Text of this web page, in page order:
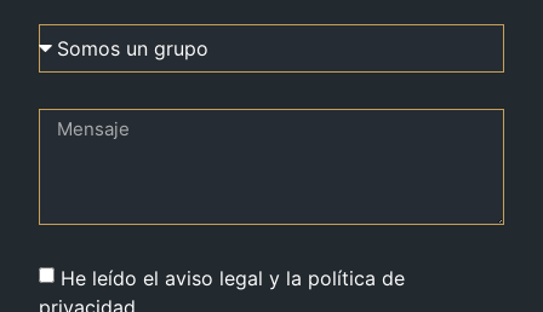
He leído el aviso legal y la política de
privacidad